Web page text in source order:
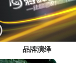
品牌演绎